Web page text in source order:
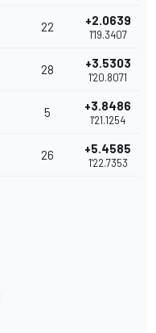
22 +2.0639
1'19.3407
28 +3.5303
1'20.8071
5 +3.8486
1'21.1254
26 +5.4585
1'22.7353